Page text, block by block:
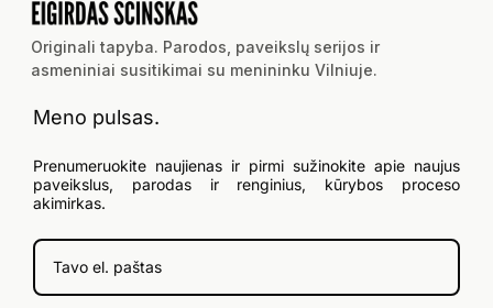
Originali tapyba. Parodos, paveikslų serijos ir
asmeniniai susitikimai su menininku Vilniuje.
Meno pulsas.
Prenumeruokite naujienas ir pirmi sužinokite apie naujus
paveikslus, parodas ir renginius, kūrybos proceso
akimirkas.